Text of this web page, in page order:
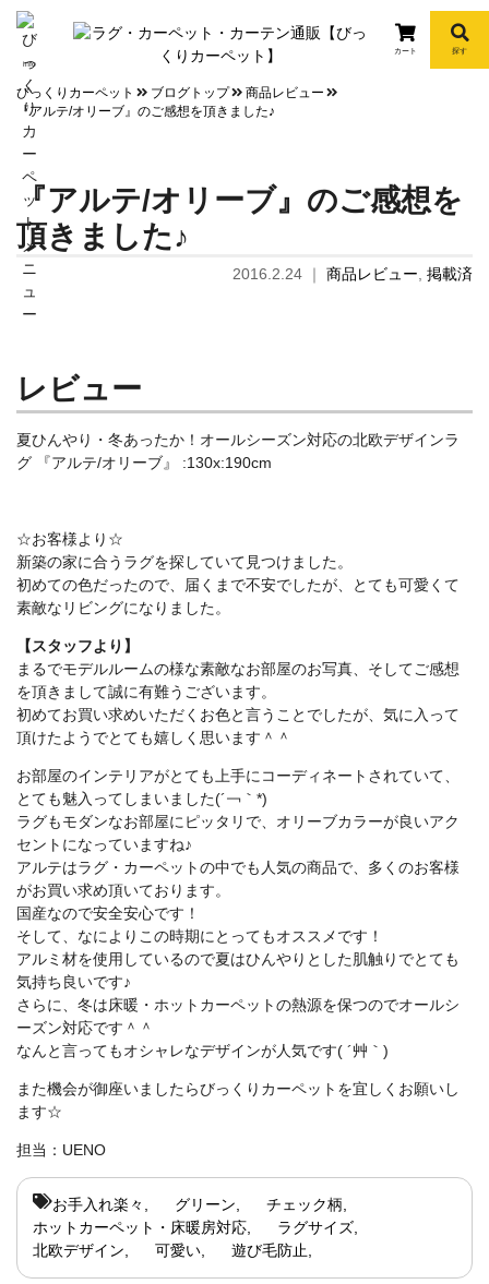
info
カート 探す
びっくりカーペット ブログトップ
商品レビュー
『アルテ/オリーブ』のご感想を頂きました♪
『アルテ/オリーブ』のご感想を
頂きました♪
2016.2.24 ｜ 商品レビュー 掲載済
レビュー
夏ひんやり・冬あったか！オールシーズン対応の北欧デザインラ
グ 『アルテ/オリーブ』 :130x:190cm
☆お客様より☆
新築の家に合うラグを探していて見つけました。
初めての色だったので、届くまで不安でしたが、とても可愛くて
素敵なリビングになりました。
【スタッフより】
まるでモデルルームの様な素敵なお部屋のお写真、そしてご感想
を頂きまして誠に有難うございます。
初めてお買い求めいただくお色と言うことでしたが、気に入って
頂けたようでとても嬉しく思います＾＾
お部屋のインテリアがとても上手にコーディネートされていて、
とても魅入ってしまいました(´￢｀*)
ラグもモダンなお部屋にピッタリで、オリーブカラーが良いアク
セントになっていますね♪
アルテはラグ・カーペットの中でも人気の商品で、多くのお客様
がお買い求め頂いております。
国産なので安全安心です！
そして、なによりこの時期にとってもオススメです！
アルミ材を使用しているので夏はひんやりとした肌触りでとても
気持ち良いです♪
さらに、冬は床暖・ホットカーペットの熱源を保つのでオールシ
ーズン対応です＾＾
なんと言ってもオシャレなデザインが人気です( ´艸｀)
また機会が御座いましたらびっくりカーペットを宜しくお願いし
ます☆
担当：UENO
お手入れ楽々 グリーン
チェック柄
ホットカーペット・床暖房対応
ラグサイズ
北欧デザイン
可愛い 遊び毛防止